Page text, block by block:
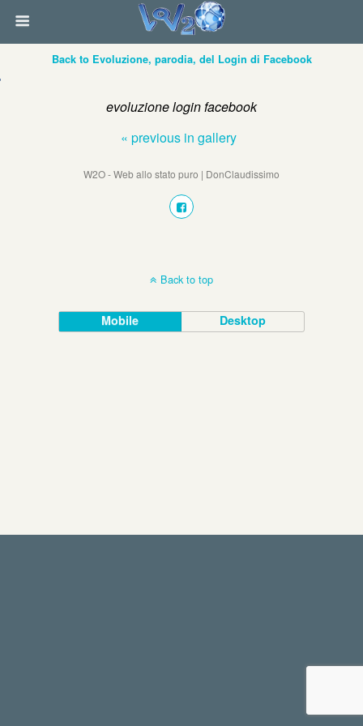
Back to Evoluzione, parodia, del Login di Facebook
evoluzione login facebook
« previous in gallery
W2O - Web allo stato puro | DonClaudissimo
Back to top
Mobile Desktop